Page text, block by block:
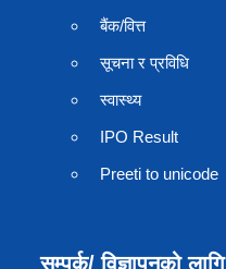
बैंक/वित्त
सूचना र प्रविधि
स्वास्थ्य
IPO Result
Preeti to unicode
सम्पर्क/ विज्ञापनको लागि